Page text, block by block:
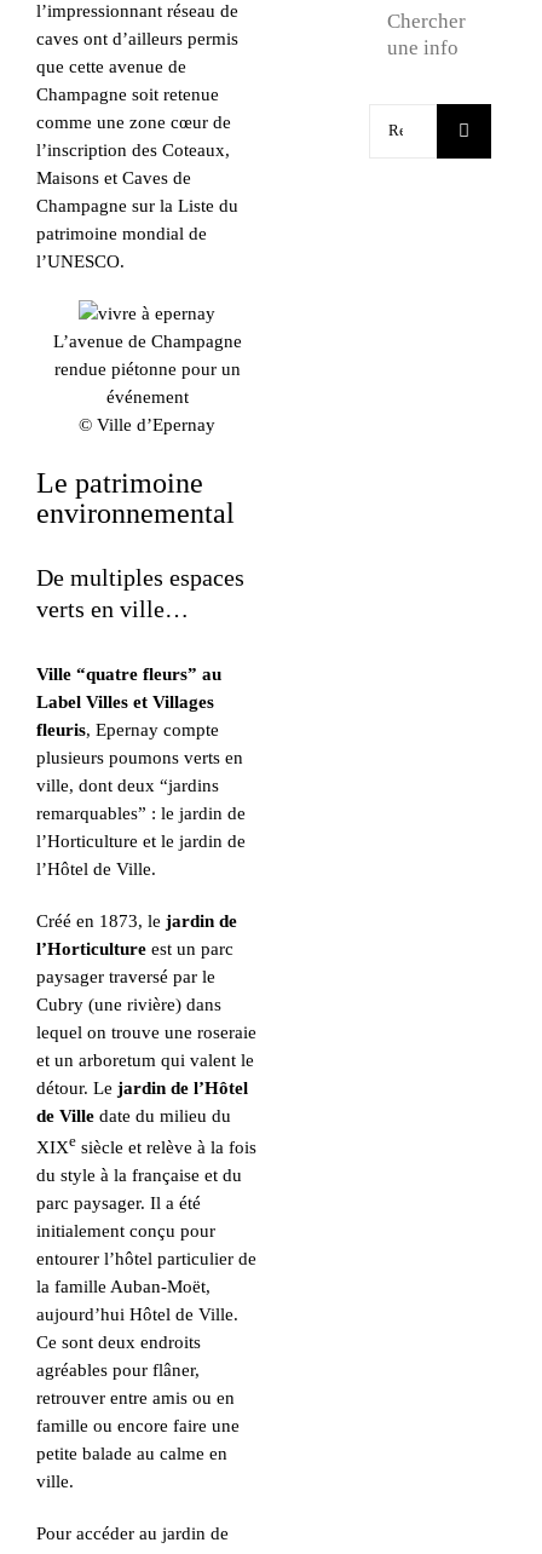
l’impressionnant réseau de
caves ont d’ailleurs permis
que cette avenue de
Champagne soit retenue
comme une zone cœur de
l’inscription des Coteaux,
Maisons et Caves de
Champagne sur la Liste du
patrimoine mondial de
l’UNESCO.
L’avenue de Champagne
rendue piétonne pour un
événement
© Ville d’Epernay
Le patrimoine
environnemental
De multiples espaces
verts en ville…
Ville “quatre fleurs” au
Label Villes et Villages
fleuris, Epernay compte
plusieurs poumons verts en
ville, dont deux “jardins
remarquables” : le jardin de
l’Horticulture et le jardin de
l’Hôtel de Ville.
Créé en 1873, le jardin de
l’Horticulture est un parc
paysager traversé par le
Cubry (une rivière) dans
lequel on trouve une roseraie
et un arboretum qui valent le
détour. Le jardin de l’Hôtel
de Ville date du milieu du
XIXe siècle et relève à la fois
du style à la française et du
parc paysager. Il a été
initialement conçu pour
entourer l’hôtel particulier de
la famille Auban-Moët,
aujourd’hui Hôtel de Ville.
Ce sont deux endroits
agréables pour flâner,
retrouver entre amis ou en
famille ou encore faire une
petite balade au calme en
ville.
Pour accéder au jardin de
Chercher
une info